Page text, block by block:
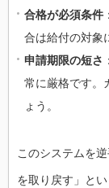
合格が必須条件
合は給付の対象
申請期限の短さ
常に厳格です。
ょう。
このシステムを
を取り戻す」と